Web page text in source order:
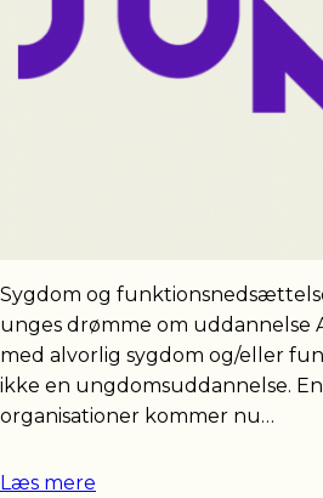
Sygdom og
unges drømme om uddannelse
med alvorlig sygdom og/eller
ikke en ungdomsuddannelse. En
organisationer kommer nu…
Læs mere